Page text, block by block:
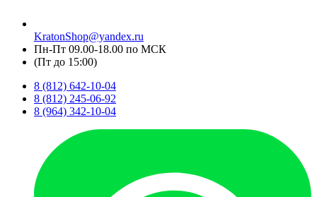
KratonShop@yandex.ru
Пн-Пт 09.00-18.00 по МСК
(Пт до 15:00)
8 (812) 642-10-04
8 (812) 245-06-92
8 (964) 342-10-04